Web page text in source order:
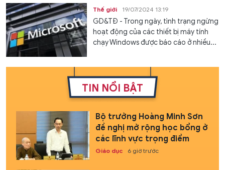
Thế giới 19/07/2024 13:19
GD&TĐ - Trong ngày, tình trạng ngừng
hoạt động của các thiết bị máy tính
chạy Windows được báo cáo ở nhiều...
TIN NỔI BẬT
Bộ trưởng Hoàng Minh Sơn
đề nghị mở rộng học bổng ở
các lĩnh vực trọng điểm
Giáo dục 6 giờ trước